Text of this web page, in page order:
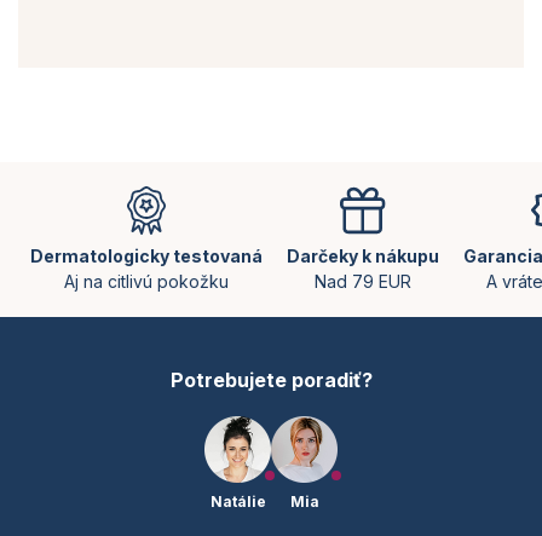
Dermatologicky testovaná
Aj na citlivú pokožku
Darčeky k nákupu
Nad 79 EUR
A
Potrebujete poradiť?
Natálie Mia